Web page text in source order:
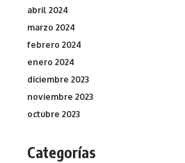
abril 2024
marzo 2024
febrero 2024
enero 2024
diciembre 2023
noviembre 2023
octubre 2023
Categorías